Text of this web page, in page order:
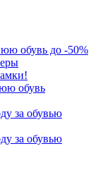
обувь до -50%
обувь
за обувью
за обувью